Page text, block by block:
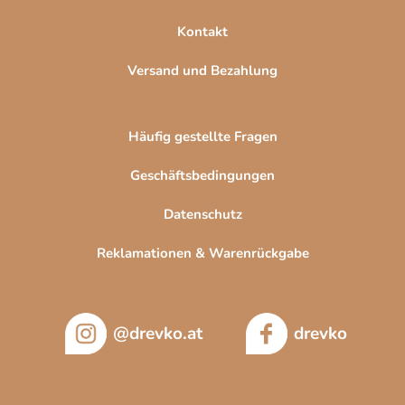
s
e
Kontakt
Versand und Bezahlung
Häufig gestellte Fragen
Geschäftsbedingungen
Datenschutz
Reklamationen & Warenrückgabe
@drevko.at drevko